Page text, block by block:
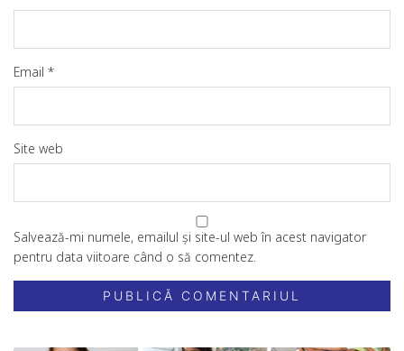
Email *
Site web
Salvează-mi numele, emailul și site-ul web în acest navigator
pentru data viitoare când o să comentez.